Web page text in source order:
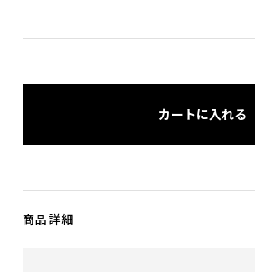
カートに入れる
商品詳細